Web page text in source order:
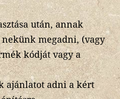
után, annak
megadni, (vagy
kódját vagy a
ajánlatot adni a kért